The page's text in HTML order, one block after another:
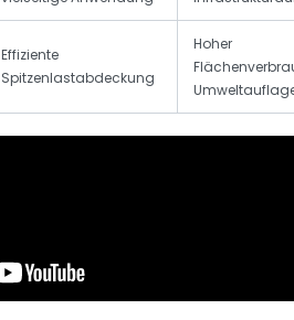
Effiziente
Spitzenlastabdeckung
Hoher